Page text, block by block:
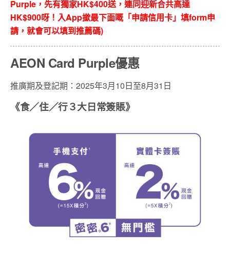
Purple ，先有獨家HK$400送，連同迎新合共高達
HK$900呀！入App撳最下面嘅「申請信用卡」填form申
請，就會可以填到推薦碼)
AEON Card Purple優惠
推廣期及登記期：2025年3月10日至8月31日
《食／住／行３大日常簽賬》